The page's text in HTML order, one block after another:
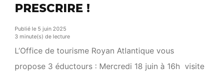
PRESCRIRE !
Publié le 5 juin 2025
3 minute(s) de lecture
L’Office de tourisme Royan Atlantique vous
propose 3 éductours : Mercredi 18 juin à 16h visite